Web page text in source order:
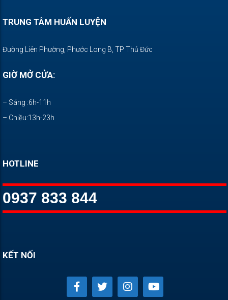
TRUNG TÂM HUẤN LUYỆN
Đường Liên Phường, Phước Long B, TP Thủ Đức
GIỜ MỞ CỬA:
– Sáng :6h-11h
– Chiều:13h-23h
HOTLINE
0937 833 844
KẾT NỐI